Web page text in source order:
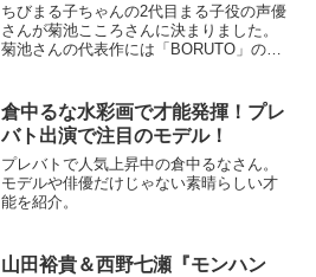
ちびまる子ちゃんの2代目まる子役の声優
さんが菊池こころさんに決まりました。
菊池さんの代表作には「BORUTO」のう
倉中るな水彩画で才能発揮！プレ
バト出演で注目のモデル！
プレバトで人気上昇中の倉中るなさん。
モデルや俳優だけじゃない素晴らしい才
能を紹介。
山田裕貴＆西野七瀬『モンハン